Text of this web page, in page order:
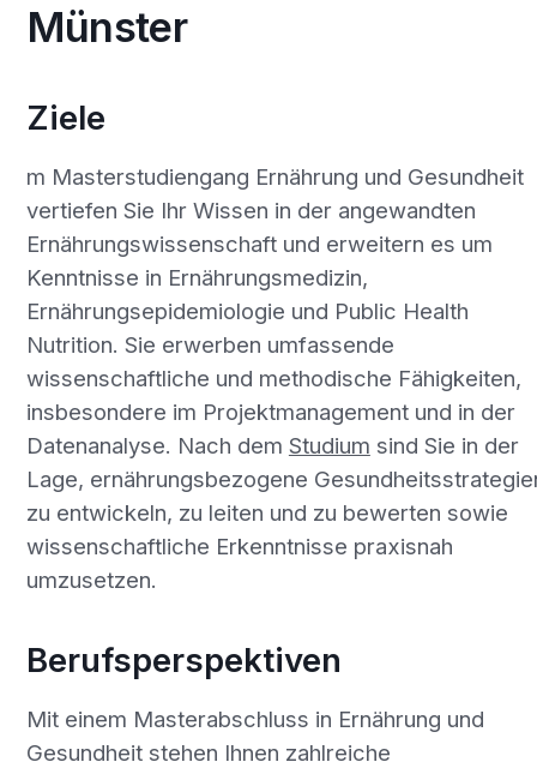
Münster
Ziele
m Masterstudiengang Ernährung und Gesundheit
vertiefen Sie Ihr Wissen in der angewandten
Ernährungswissenschaft und erweitern es um
Kenntnisse in Ernährungsmedizin,
Ernährungsepidemiologie und Public Health
Nutrition. Sie erwerben umfassende
wissenschaftliche und methodische Fähigkeiten,
insbesondere im Projektmanagement und in der
Datenanalyse. Nach dem Studium sind Sie in der
Lage, ernährungsbezogene
zu entwickeln, zu leiten und zu bewerten sowie
wissenschaftliche Erkenntnisse praxisnah
umzusetzen.
Berufsperspektiven
Mit einem Masterabschluss in Ernährung und
Gesundheit stehen Ihnen zahlreiche